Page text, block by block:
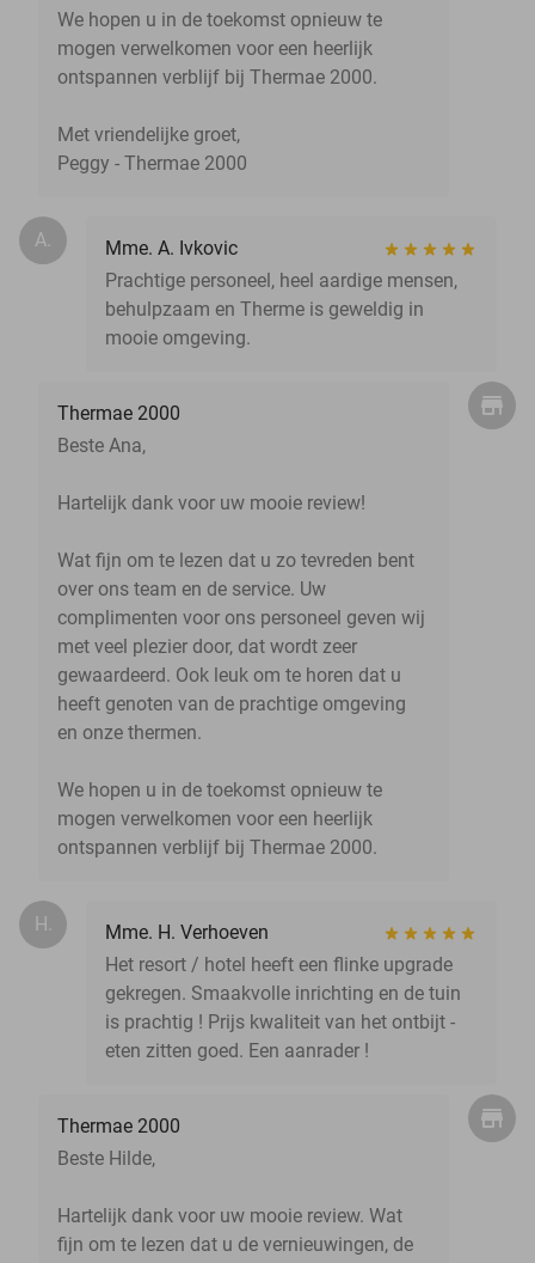
We hopen u in de toekomst opnieuw te
mogen verwelkomen voor een heerlijk
ontspannen verblijf bij Thermae 2000.
Met vriendelijke groet,
Peggy - Thermae 2000
A.
Mme. A. Ivkovic
Prachtige personeel, heel aardige mensen,
behulpzaam en Therme is geweldig in
mooie omgeving.
Thermae 2000
Beste Ana,
Hartelijk dank voor uw mooie review!
Wat fijn om te lezen dat u zo tevreden bent
over ons team en de service. Uw
complimenten voor ons personeel geven wij
met veel plezier door, dat wordt zeer
gewaardeerd. Ook leuk om te horen dat u
heeft genoten van de prachtige omgeving
en onze thermen.
We hopen u in de toekomst opnieuw te
mogen verwelkomen voor een heerlijk
ontspannen verblijf bij Thermae 2000.
H.
Mme. H. Verhoeven
Het resort / hotel heeft een flinke upgrade
gekregen. Smaakvolle inrichting en de tuin
is prachtig ! Prijs kwaliteit van het ontbijt -
eten zitten goed. Een aanrader !
Thermae 2000
Beste Hilde,
Hartelijk dank voor uw mooie review. Wat
fijn om te lezen dat u de vernieuwingen, de